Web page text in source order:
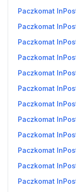
Paczkomat
Paczkomat
Paczkomat
Paczkomat
Paczkomat
Paczkomat
Paczkomat
Paczkomat
Paczkomat
Paczkomat
Paczkomat
Paczkomat